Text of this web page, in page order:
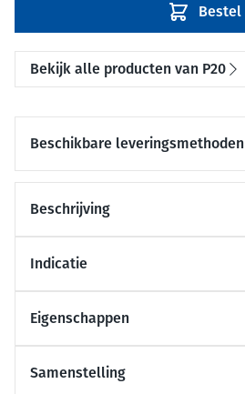
Bestel
Bekijk alle producten van P20
Beschikbare leveringsmethoden
Beschrijving
Indicatie
Eigenschappen
Samenstelling